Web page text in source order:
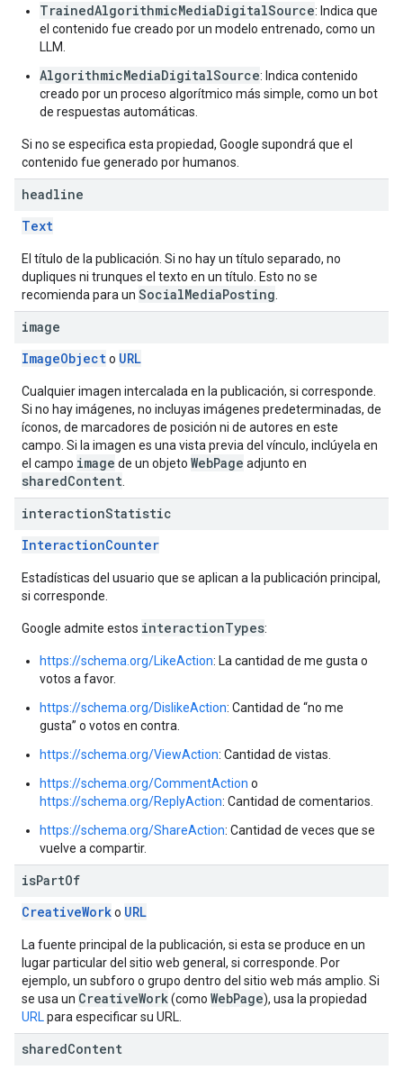
TrainedAlgorithmicMediaDigitalSource: Indica que
el contenido fue creado por un modelo entrenado, como un
LLM.
AlgorithmicMediaDigitalSource: Indica contenido
creado por un proceso algorítmico más simple, como un bot
de respuestas automáticas.
Si no se especifica esta propiedad, Google supondrá que el
contenido fue generado por humanos.
headline
Text
El título de la publicación. Si no hay un título separado, no
dupliques ni trunques el texto en un título. Esto no se
recomienda para un SocialMediaPosting
image
ImageObject o URL
Cualquier imagen intercalada en la publicación, si corresponde.
Si no hay imágenes, no incluyas imágenes predeterminadas, de
íconos, de marcadores de posición ni de autores en este
campo. Si la imagen es una vista previa del vínculo, inclúyela en
el campo image de un objeto WebPage adjunto en
sharedContent
interactionStatistic
InteractionCounter
Estadísticas del usuario que se aplican a la publicación principal,
si corresponde.
Google admite estos interactionTypes:
https://schema.org/LikeAction: La cantidad de me gusta o
votos a favor.
https://schema.org/DislikeAction: Cantidad de “no me
gusta” o votos en contra.
https://schema.org/ViewAction: Cantidad de vistas.
https://schema.org/CommentAction o
https://schema.org/ReplyAction: Cantidad de comentarios.
https://schema.org/ShareAction: Cantidad de veces que se
vuelve a compartir.
isPartOf
CreativeWorko URL
La fuente principal de la publicación, si esta se produce en un
lugar particular del sitio web general, si corresponde. Por
ejemplo, un subforo o grupo dentro del sitio web más amplio. Si
se usa un CreativeWork(como WebPage), usa la propiedad
URL para especificar su URL.
sharedContent